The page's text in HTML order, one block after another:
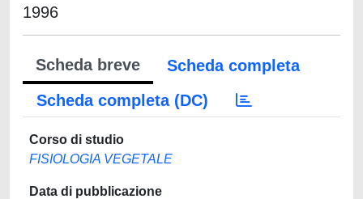
1996
Scheda breve
Scheda completa
Scheda completa (DC)
Corso di studio
FISIOLOGIA VEGETALE
Data di pubblicazione